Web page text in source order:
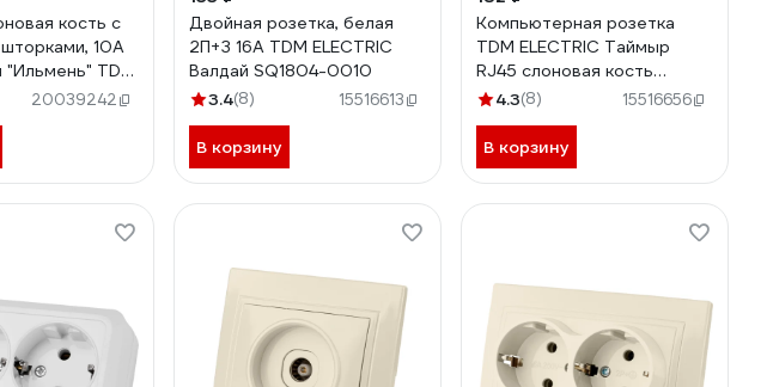
кость с
10А
TDM
0113
20039242
Двойная розетка, белая
2П+З 16А TDM ELECTRIC
Валдай SQ1804-0010
3.4(8) 15516613
В корзину
Компьютерная розетка
TDM ELECTRIC Таймыр
RJ45 слоновая кость
SQ1814-0121
4.3(8) 15516656
В корзину